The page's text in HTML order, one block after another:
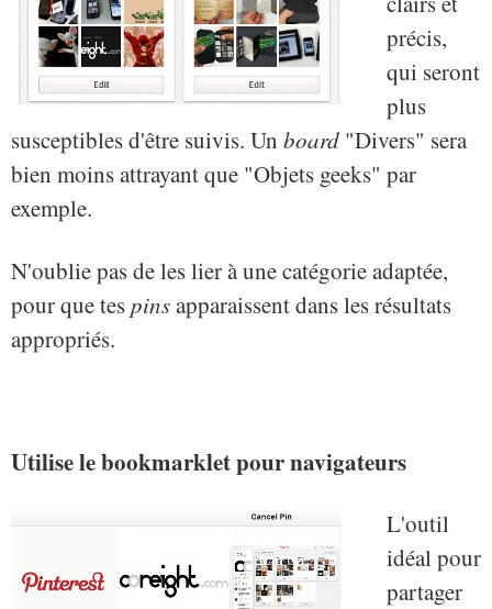
précis,
qui seront
plus
susceptibles d'être suivis. Un board "Divers" sera
bien moins attrayant que "Objets geeks" par
exemple.
N'oublie pas de les lier à une catégorie adaptée,
pour que tes pinsapparaissent dans les résultats
appropriés.
Utilise le bookmarklet pour navigateurs
L'outil
idéal pour
partager